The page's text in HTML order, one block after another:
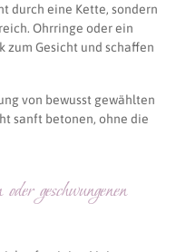
durch eine Kette, sondern
Ohrringe oder ein
zum Gesicht und schaffen
von bewusst gewählten
sanft betonen, ohne die
geschwungenen